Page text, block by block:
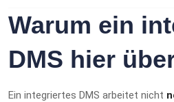
Warum ein
DMS hier
Ein integriertes DMS arbeitet nicht